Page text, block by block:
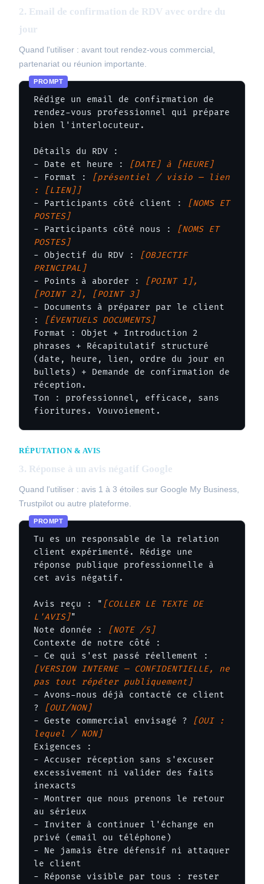
2. Email de confirmation de RDV avec ordre du
jour
Quand l'utiliser : avant tout rendez-vous commercial,
partenariat ou réunion importante.
Rédige un email de confirmation de
rendez-vous professionnel qui prépare
bien l'interlocuteur.
Détails du RDV :
- Date et heure :
[DATE] à [HEURE]
- Format :
[présentiel / visio — lien
: [LIEN]]
- Participants côté client :
[NOMS ET
POSTES]
- Participants côté nous :
[NOMS ET
POSTES]
- Objectif du RDV :
[OBJECTIF
PRINCIPAL]
- Points à aborder :
[POINT 1],
[POINT 2], [POINT 3]
- Documents à préparer par le client
:
[ÉVENTUELS DOCUMENTS]
Format : Objet + Introduction 2
phrases + Récapitulatif structuré
(date, heure, lien, ordre du jour en
bullets) + Demande de confirmation de
réception.
Ton : professionnel, efficace, sans
fioritures. Vouvoiement.
RÉPUTATION & AVIS
3. Réponse à un avis négatif Google
Quand l'utiliser : avis 1 à 3 étoiles sur Google My Business,
Trustpilot ou autre plateforme.
Tu es un responsable de la relation
client expérimenté. Rédige une
réponse publique professionnelle à
cet avis négatif.
Avis reçu : " [COLLER LE TEXTE DE
L'AVIS]"
Note donnée :
[NOTE /5]
Contexte de notre côté :
[VERSION INTERNE — CONFIDENTIELLE, ne
pas tout répéter publiquement]
- Avons-nous déjà contacté ce client
?
[OUI/NON]
- Geste commercial envisagé ?
[OUI :
lequel / NON]
Exigences :
- Accuser réception sans s'excuser
excessivement ni valider des faits
inexacts
- Montrer que nous prenons le retour
au sérieux
- Inviter à continuer l'échange en
privé (email ou téléphone)
- Ne jamais être défensif ni attaquer
le client
- Réponse visible par tous : rester